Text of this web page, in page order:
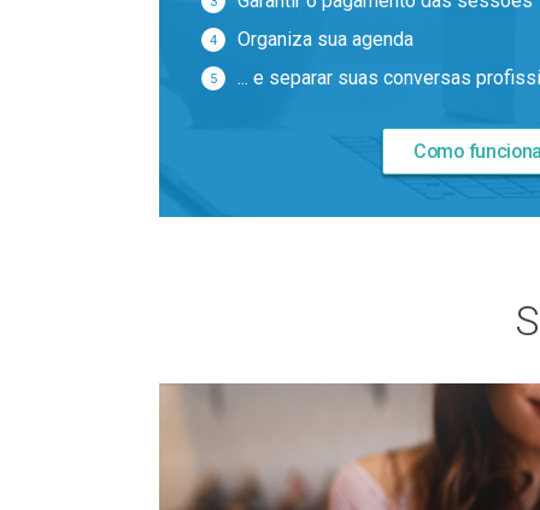
Organiza sua agenda
... e separar suas conversas
Como